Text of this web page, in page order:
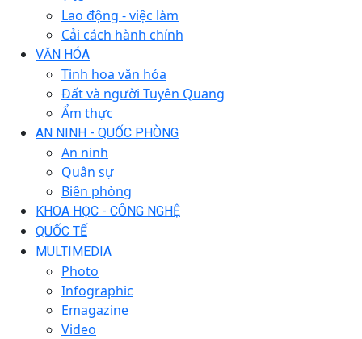
Lao động - việc làm
Cải cách hành chính
VĂN HÓA
Tinh hoa văn hóa
Đất và người Tuyên Quang
Ẩm thực
AN NINH - QUỐC PHÒNG
An ninh
Quân sự
Biên phòng
KHOA HỌC - CÔNG NGHỆ
QUỐC TẾ
MULTIMEDIA
Photo
Infographic
Emagazine
Video